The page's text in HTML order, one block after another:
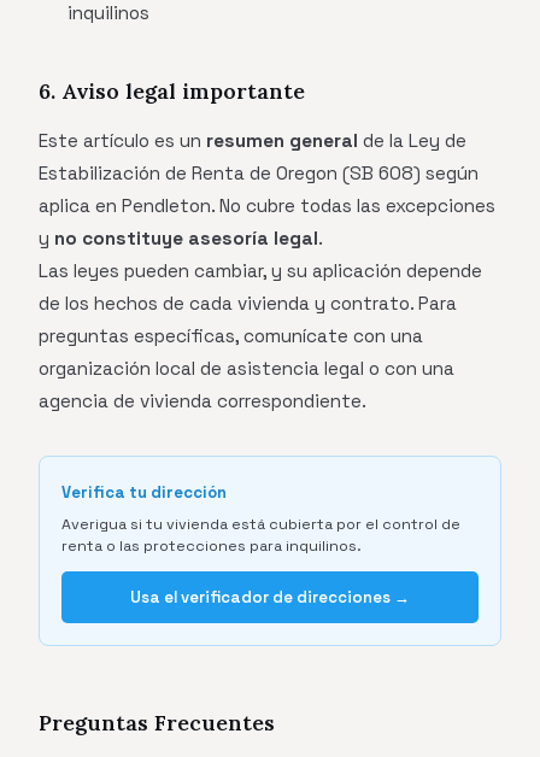
inquilinos
6. Aviso legal importante
Este artículo es un resumen general de la Ley de
Estabilización de Renta de Oregon (SB 608) según
aplica en Pendleton. No cubre todas las excepciones
y no constituye asesoría legal.
Las leyes pueden cambiar, y su aplicación depende
de los hechos de cada vivienda y contrato. Para
preguntas específicas, comunícate con una
organización local de asistencia legal o con una
agencia de vivienda correspondiente.
Verifica tu dirección
Averigua si tu vivienda está cubierta por el control de
renta o las protecciones para inquilinos.
Usa el verificador de direcciones →
Preguntas Frecuentes